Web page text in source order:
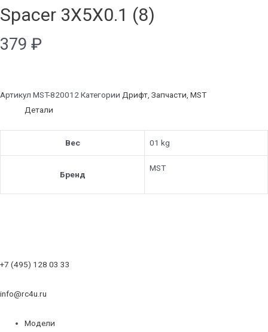
Spacer 3X5X0.1 (8)
379 ₽
Артикул MST-820012Категории Дрифт, Запчасти, MST
Детали
Вес 01 kg
Бренд
MST
+7 (495) 128 03 33
info@rc4u.ru
Модели